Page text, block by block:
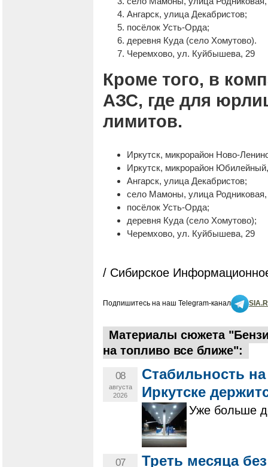
Ангарск, улица Декабристов;
посёлок Усть-Орда;
деревня Куда (село Хомутово).
Черемхово, ул. Куйбышева, 29
Кроме того, в
АЗС, где для
лимитов.
Иркутск, микрорайон Ново-
Иркутск, микрорайон
Ангарск, улица Декабристов;
село Мамоны, улица Родниковая,
посёлок Усть-Орда;
деревня Куда (село Хомутово);
Черемхово, ул. Куйбышева, 29
/ Сибирское
Подпишитесь на наш Telegram-канал
Материалы сюжета
на топливо все ближе":
08
августа
2026
Стабильность
Иркутске
Уже больше
07 Треть месяца